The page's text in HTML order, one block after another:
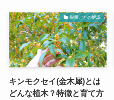
樹種ごとの解説
キンモクセイ(金木犀)とは
どんな植木？特徴と育て方